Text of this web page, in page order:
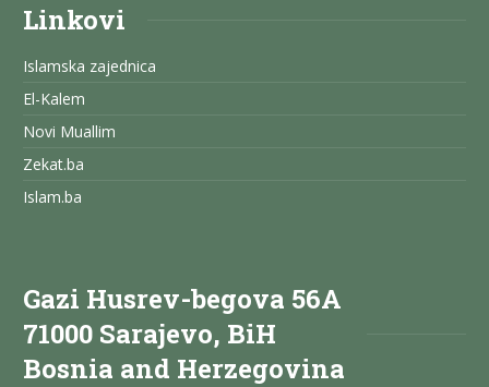
Linkovi
Islamska zajednica
El-Kalem
Novi Muallim
Zekat.ba
Islam.ba
Gazi Husrev-begova 56A
71000 Sarajevo, BiH
Bosnia and Herzegovina